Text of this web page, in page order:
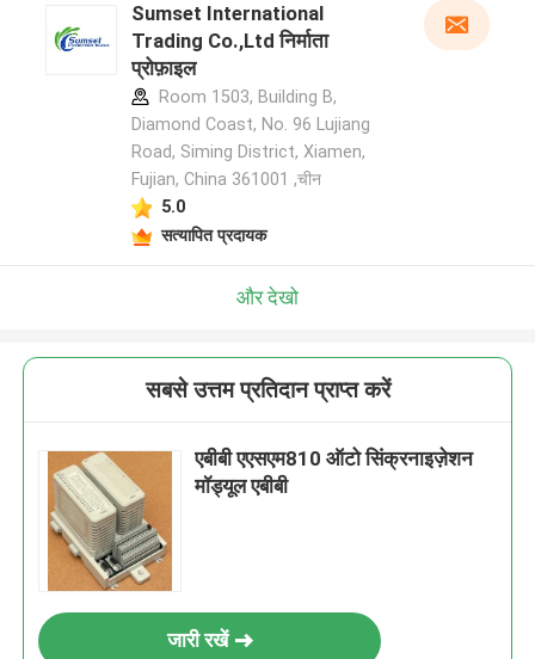
Sumset International
Trading Co.,Ltd निर्माता
प्रोफ़ाइल
Room 1503, Building B,
Diamond Coast, No. 96 Lujiang
Road, Siming District, Xiamen,
Fujian, China 361001 ,चीन
5.0
सत्यापित प्रदायक
और देखो
सबसे उत्तम प्रतिदान प्राप्त करें
एबीबी एएसएम810 ऑटो सिंक्रनाइज़ेशन
मॉड्यूल एबीबी
जारी रखें